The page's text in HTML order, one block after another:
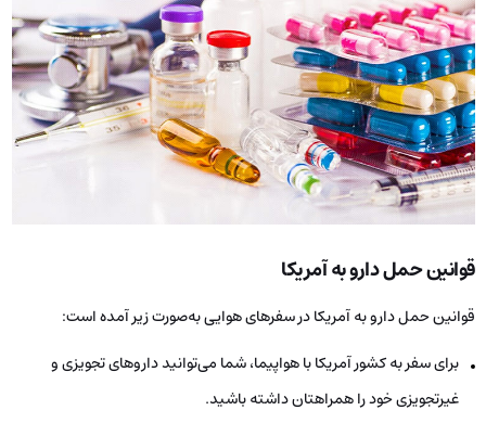
قوانین حمل دارو به آمریکا
قوانین حمل دارو به آمریکا در سفرهای هوایی به‌صورت زیر آمده است:
برای سفر به کشور آمریکا با هواپیما، شما می‌توانید داروهای تجویزی و
غیرتجویزی خود را همراهتان داشته باشید.